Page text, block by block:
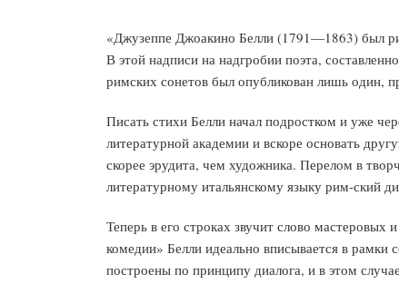
«Джузеппе Джоакино Белли (1791—1863) был
В этой надписи на надгробии поэта,
римских сонетов был опубликован лишь один,
Писать стихи Белли начал подростком и уже
литературной академии и вскоре основать
скорее эрудита, чем художника. Перелом в
литературному итальянскому языку рим-ский
Теперь в его строках звучит слово
комедии» Белли идеально вписывается в
построены по принципу диалога, и в этом